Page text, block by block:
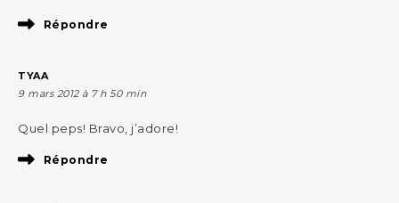
Répondre
TYAA
9 mars 2012 à 7 h 50 min
Quel peps! Bravo, j’adore!
Répondre